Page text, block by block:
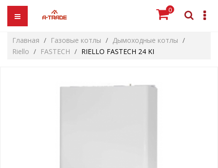
0
Главная Газовые котлы
Дымоходные котлы
Riello
FASTECH RIELLO FASTECH 24 KI